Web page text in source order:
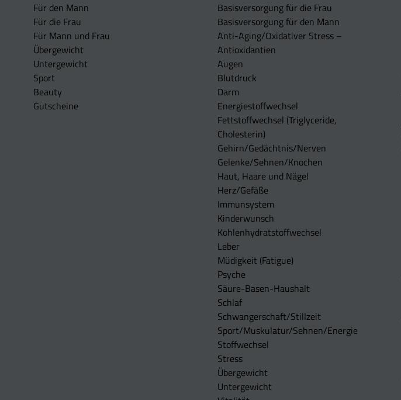
Für den Mann
Für die Frau
Für Mann und Frau
Übergewicht
Untergewicht
Sport
Beauty
Gutscheine
Basisversorgung für die Frau
Basisversorgung für den Mann
Anti-Aging/Oxidativer Stress –
Antioxidantien
Augen
Blutdruck
Darm
Energiestoffwechsel
Fettstoffwechsel (Triglyceride,
Cholesterin)
Gehirn/Gedächtnis/Nerven
Gelenke/Sehnen/Knochen
Haut, Haare und Nägel
Herz/Gefäße
Immunsystem
Kinderwunsch
Kohlenhydratstoffwechsel
Leber
Müdigkeit (Fatigue)
Psyche
Säure-Basen-Haushalt
Schlaf
Schwangerschaft/Stillzeit
Sport/Muskulatur/Sehnen/Energie
Stoffwechsel
Stress
Übergewicht
Untergewicht